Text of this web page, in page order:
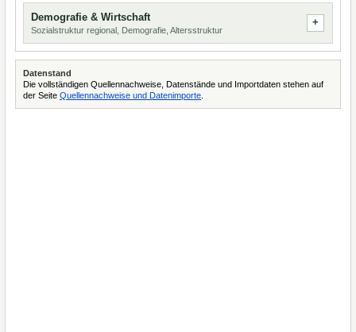
Demografie & Wirtschaft
Sozialstruktur regional, Demografie, Altersstruktur
Datenstand
Die vollständigen Quellennachweise, Datenstände und Importdaten stehen auf
der Seite Quellennachweise und Datenimporte